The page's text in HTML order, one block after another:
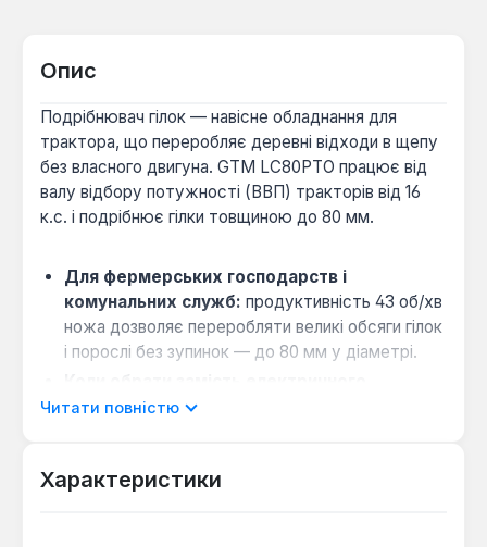
Опис
Подрібнювач гілок — навісне обладнання для
трактора, що переробляє деревні відходи в щепу
без власного двигуна. GTM LC80PTO працює від
валу відбору потужності (ВВП) тракторів від 16
к.с. і подрібнює гілки товщиною до 80 мм.
Для фермерських господарств і
комунальних служб: продуктивність 43 об/хв
ножа дозволяє переробляти великі обсяги гілок
і порослі без зупинок — до 80 мм у діаметрі.
подрібнювача:якщо ділянка не має доступу
окремому двигуні.
Читати повністю
Характеристики